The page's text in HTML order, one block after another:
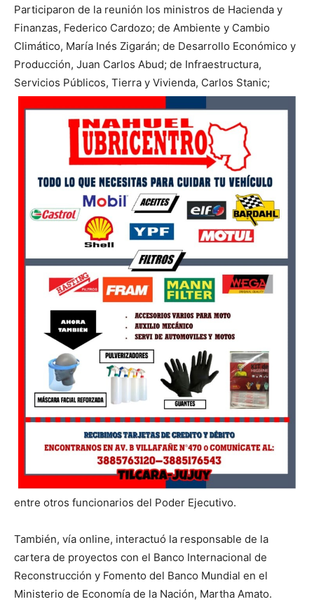
Participaron de la reunión los ministros de Hacienda y
Finanzas, Federico Cardozo; de Ambiente y Cambio
Climático, María Inés Zigarán; de Desarrollo Económico y
Producción, Juan Carlos Abud; de Infraestructura,
Servicios Públicos, Tierra y Vivienda, Carlos Stanic;
entre otros funcionarios del Poder Ejecutivo.
También, vía online, interactuó la responsable de la
cartera de proyectos con el Banco Internacional de
Reconstrucción y Fomento del Banco Mundial en el
Ministerio de Economía de la Nación, Martha Amato.